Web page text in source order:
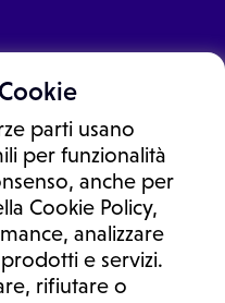
parti usano
per funzionalità
anche per
Cookie Policy,
analizzare
e servizi.
rifiutare o
non sono un consulto medico.
un consulto, una
Non si devono considerare
per la formulazione di
trattamento o l'assunzione o
consultare un medico di